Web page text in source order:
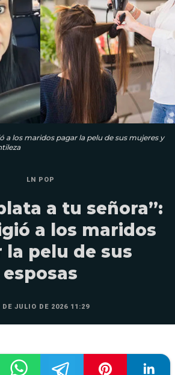
a los maridos pagar la pelu de sus mujeres y
LN POP
a tu señora”:
a los maridos
la pelu de sus
esposas
DE JULIO DE 2026 11:29